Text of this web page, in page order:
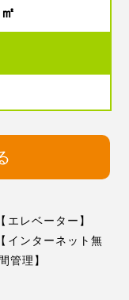
エレベーター】
ンターネット無
理】